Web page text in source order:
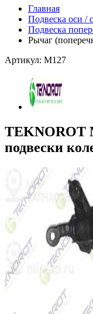
Главная
Подвеска оси /
Подвеска
Рычаг
Артикул: M127
TEKNOROT
подвески